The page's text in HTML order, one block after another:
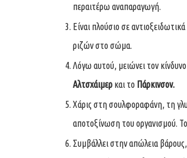
περαιτέρω αναπαραγωγή.
Είναι πλούσιο σε
ριζών στο σώμα.
Λόγω αυτού, μειώνει τον
Αλτσχάιμερ και το Πάρκινσον.
Χάρις στη σουλφοραφάνη, τη
αποτοξίνωση του οργανισμού.
Συμβάλλει στην απώλεια